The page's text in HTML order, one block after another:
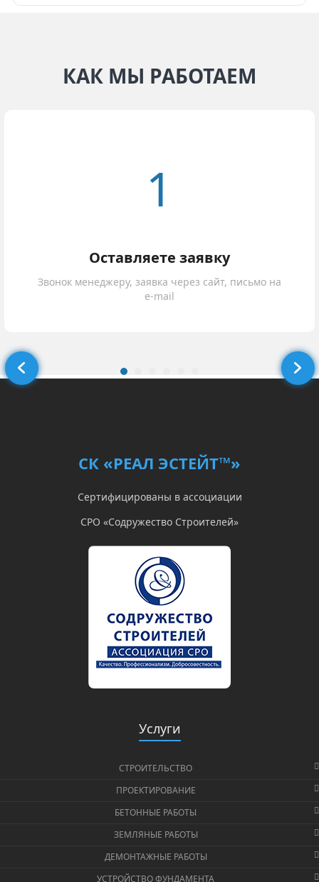
КАК МЫ РАБОТАЕМ
1
Оставляете заявку
Звонок менеджеру, заявка через сайт, письмо на
e-mail
СК «РЕАЛ ЭСТЕЙТ™»
Сертифицированы в ассоциации
СРО «Содружество Строителей»
Услуги
СТРОИТЕЛЬСТВО
ПРОЕКТИРОВАНИЕ
БЕТОННЫЕ РАБОТЫ
ЗЕМЛЯНЫЕ РАБОТЫ
ДЕМОНТАЖНЫЕ РАБОТЫ
УСТРОЙСТВО ФУНДАМЕНТА